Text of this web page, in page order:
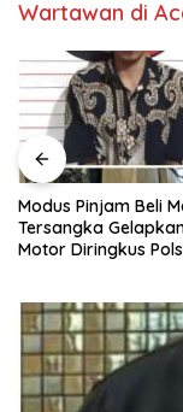
Wartawan di
Modus Pinjam Beli
Tersangka
Motor Diringkus